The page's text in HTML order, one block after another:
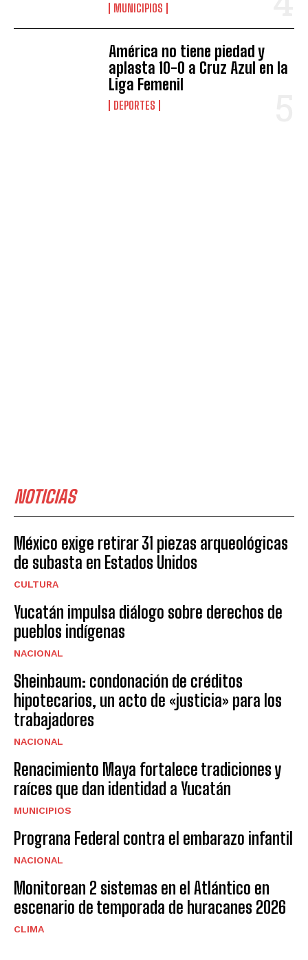
MUNICIPIOS
América no tiene piedad y
aplasta 10-0 a Cruz Azul en la
Liga Femenil
DEPORTES
NOTICIAS
México exige retirar 31 piezas arqueológicas
de subasta en Estados Unidos
CULTURA
Yucatán impulsa diálogo sobre derechos de
pueblos indígenas
NACIONAL
Sheinbaum: condonación de créditos
hipotecarios, un acto de «justicia» para los
trabajadores
NACIONAL
Renacimiento Maya fortalece tradiciones y
raíces que dan identidad a Yucatán
MUNICIPIOS
Prograna Federal contra el embarazo infantil
NACIONAL
Monitorean 2 sistemas en el Atlántico en
escenario de temporada de huracanes 2026
CLIMA